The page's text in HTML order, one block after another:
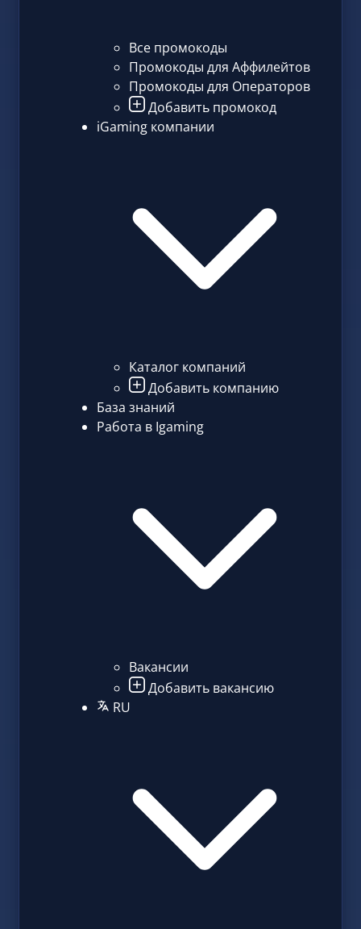
Все промокоды
Промокоды для Аффилейтов
Промокоды для Операторов
Добавить промокод
iGaming компании
Каталог компаний
Добавить компанию
База знаний
Работа в Igaming
Вакансии
Добавить вакансию
RU